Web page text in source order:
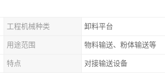
工程机械种类 卸料平台
用途范围 物料输送、粉体输送等
特点 对接输送设备